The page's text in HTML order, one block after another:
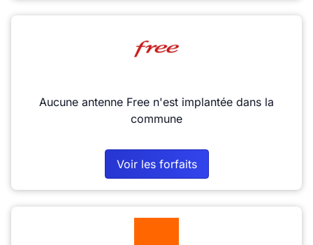
Aucune antenne Free n'est implantée dans la
commune
Voir les forfaits